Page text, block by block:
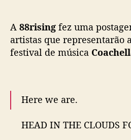
A 88rising fez uma
artistas que representarão
festival de música
Here we are.
HEAD IN THE CLOUDS